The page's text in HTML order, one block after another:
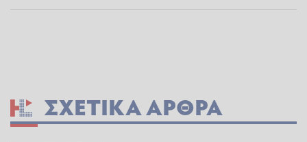
ΣΧΕΤΙΚΆ ΆΡΘΡΑ